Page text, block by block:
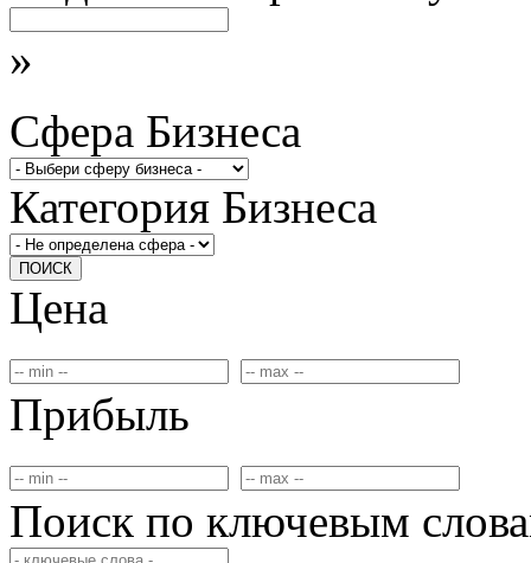
»
Сфера Бизнеса
Категория Бизнеса
ПОИСК
Цена
Прибыль
Поиск по ключевым